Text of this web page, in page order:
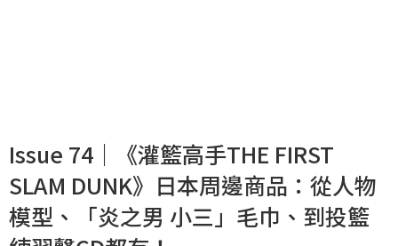
Issue 74｜《灌籃高手THE FIRST
SLAM DUNK》日本周邊商品：從人物
模型、「炎之男 小三」毛巾、到投籃